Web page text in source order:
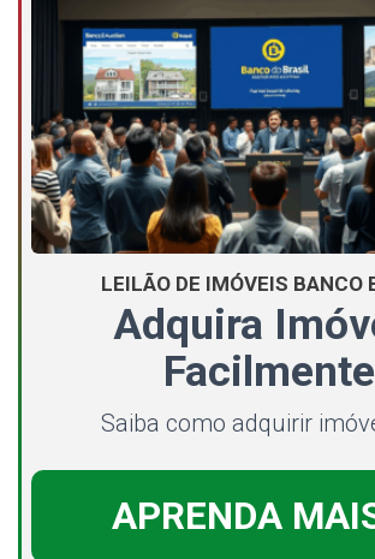
LEILÃO DE IMÓVEIS BANCO
Adquira
Facilmente
Saiba como adquirir
APRENDA